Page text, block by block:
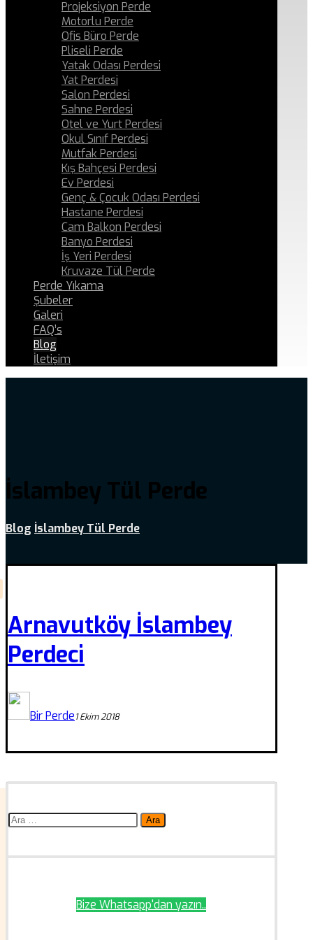
Projeksiyon Perde
Motorlu Perde
Ofis Büro Perde
Pliseli Perde
Yatak Odası Perdesi
Yat Perdesi
Salon Perdesi
Sahne Perdesi
Otel ve Yurt Perdesi
Okul Sınıf Perdesi
Mutfak Perdesi
Kış Bahçesi Perdesi
Ev Perdesi
Genç & Çocuk Odası Perdesi
Hastane Perdesi
Cam Balkon Perdesi
Banyo Perdesi
İş Yeri Perdesi
Kruvaze Tül Perde
Perde Yıkama
Şubeler
Galeri
FAQ’s
Blog
İletişim
İslambey Tül Perde
Blog İslambey Tül Perde
Arnavutköy İslambey
Perdeci
Bir Perde1 Ekim 2018
Arama:
Bize Whatsapp'dan yazın..